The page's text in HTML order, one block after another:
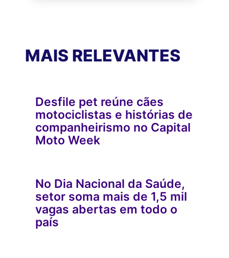
MAIS RELEVANTES
Desfile pet reúne cães
motociclistas e histórias de
companheirismo no Capital
Moto Week
No Dia Nacional da Saúde,
setor soma mais de 1,5 mil
vagas abertas em todo o
país